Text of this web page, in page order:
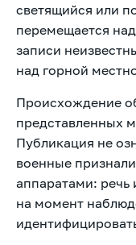
светящийся или
перемещается
записи
над горной
Происхождение
представленных
Публикация не
военные
аппаратами: речь
на момент